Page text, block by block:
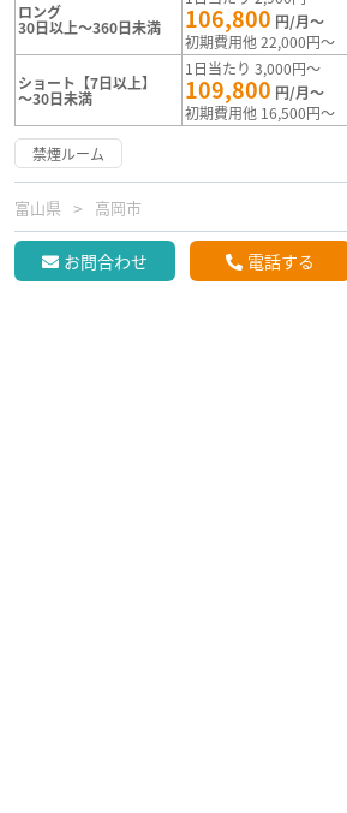
ロング
30日以上～360日未満 106,800 円/月～
初期費用他 22,000円～
ショート【7日以上】
～30日未満
1日当たり 3,000円～
109,800 円/月～
初期費用他 16,500円～
禁煙ルーム
富山県 高岡市
お問合わせ 電話する